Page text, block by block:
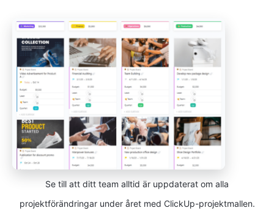
Se till att ditt team alltid är uppdaterat om alla
projektförändringar under året med ClickUp-projektmallen.